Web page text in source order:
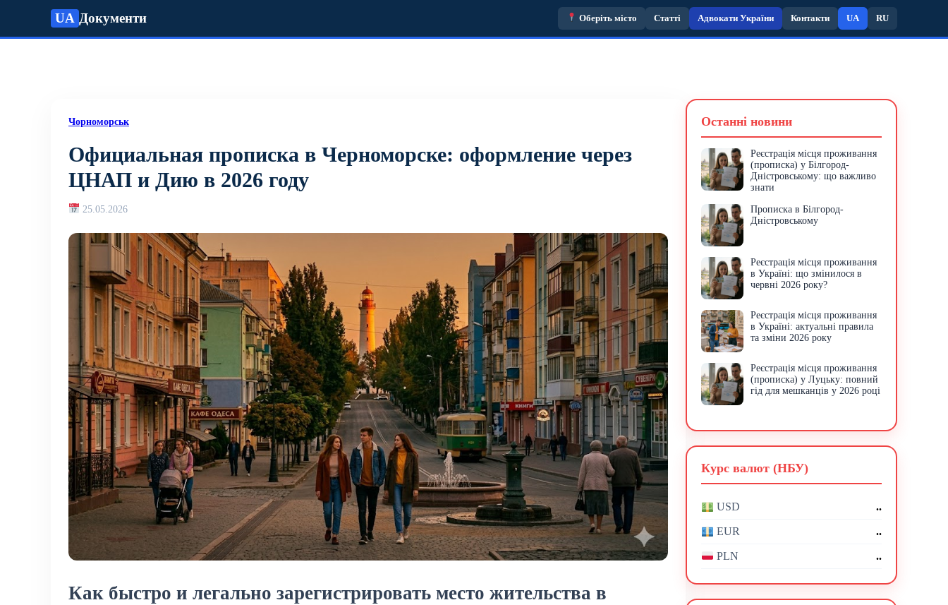
UA Документи Оберіть місто Статті Адвокати України Контакти UA RU
Чорноморськ
Официальная прописка в Черноморске: оформление через
ЦНАП и Дию в 2026 году
25.05.2026
Как быстро и легально зарегистрировать место жительства в
Останні новини
Реєстрація місця проживання
(прописка) у Білгород-
Дністровському: що важливо
знати
Прописка в Білгород-
Дністровському
Реєстрація місця проживання
в Україні: що змінилося в
червні 2026 року?
Реєстрація місця проживання
в Україні: актуальні правила
та зміни 2026 року
Реєстрація місця проживання
(прописка) у Луцьку: повний
гід для мешканців у 2026 році
Курс валют (НБУ)
USD ..
EUR ..
PLN ..